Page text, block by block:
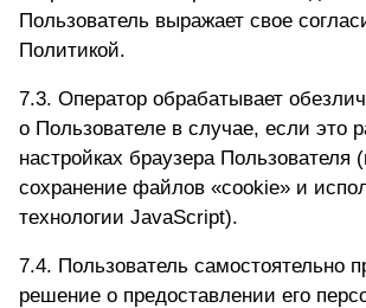
Пользователь выражает свое
Политикой.
7.3. Оператор обрабатывает
о Пользователе в случае, если это
настройках браузера Пользователя
сохранение файлов «cookie» и
технологии JavaScript).
7.4. Пользователь самостоятельно
решение о предоставлении его